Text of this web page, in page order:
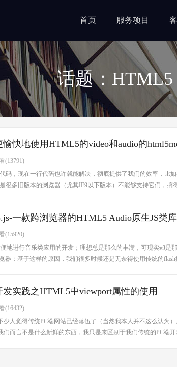
首页 服务项目
话题：HTML5
愉快地使用HTML5的video和audio的
(13791)
，现在一行代码也许就能解决，彻底提供了我们的效率，比
很多旧版本的浏览器（尤其IE9以下版本）不能够支持它们，搞
一款跨浏览器的HTML5 Audio原生JS类库
(15920)
地进行音乐类应用的开发；理想总是那么的丰满，可现实却是
；基于这样的原因，我们很多时候还是无奈得使用传统的flash
发实践之HTML5中viewport属性的使用
(16432)
人觉得传统PC端网站已经落伍了（当然我本人并不这么认为
而言不是什么新鲜的东西，我只是来区别于我们传统的PC端开